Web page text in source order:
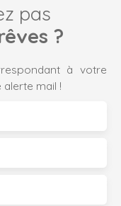
pas
?
à votre
mail !